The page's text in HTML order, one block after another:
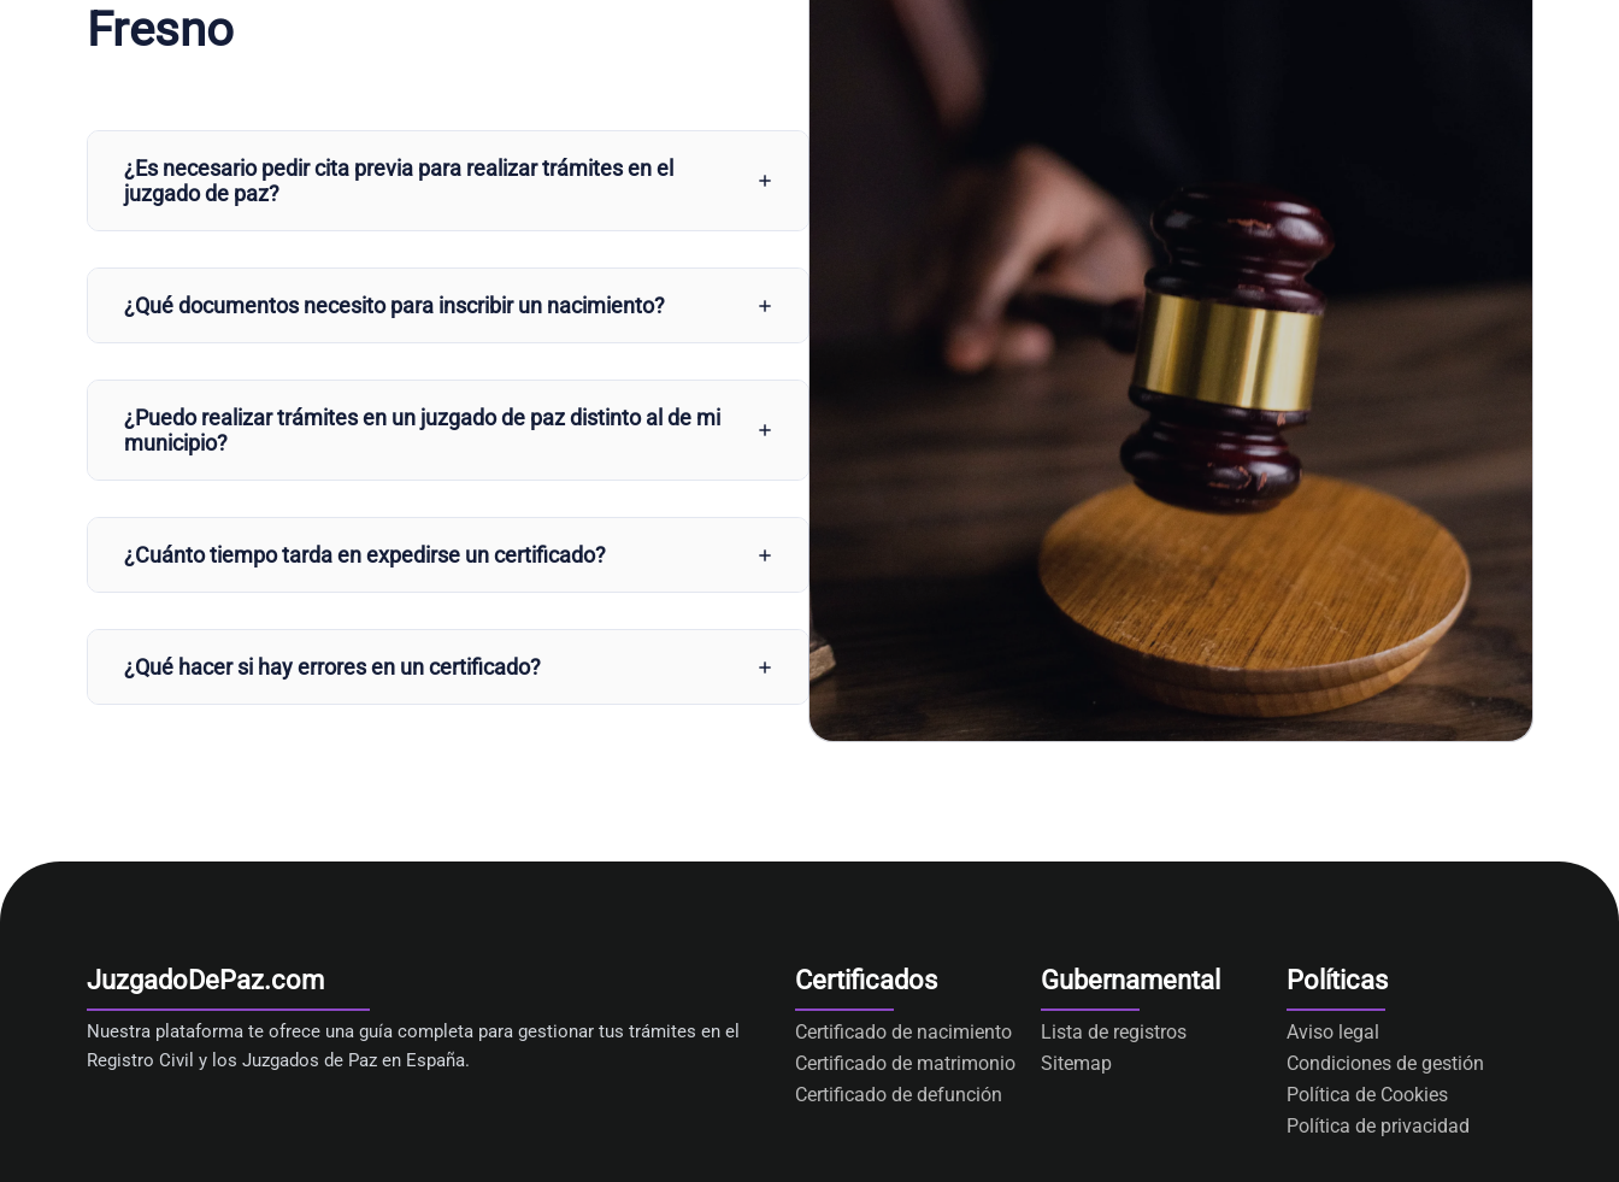
Fresno
¿Es necesario pedir cita previa para realizar trámites en el
juzgado de paz?
¿Qué documentos necesito para inscribir un nacimiento?
¿Puedo realizar trámites en un juzgado de paz distinto al de mi
municipio?
¿Cuánto tiempo tarda en expedirse un certificado?
¿Qué hacer si hay errores en un certificado?
JuzgadoDePaz.com
Nuestra plataforma te ofrece una guía completa para gestionar tus trámites en el
Registro Civil y los Juzgados de Paz en España.
Certificados
Certificado de nacimiento
Certificado de matrimonio
Certificado de defunción
Gubernamental
Lista de registros
Sitemap
Políticas
Aviso legal
Condiciones de gestión
Política de Cookies
Política de privacidad